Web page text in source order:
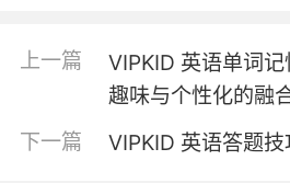
仿佛画出了眼睛的模样。
师会引导学生发挥创意，创
事。比如记忆“book”（书）
鸟（woodpecker）在树上
过这样奇特的故事，将单词
上一篇
VIPKID 英语单词记
趣味与个性化的融合
下一篇 VIPKID 英语答题